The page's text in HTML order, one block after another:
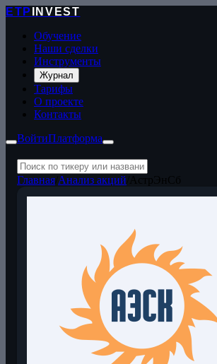
ETP
INVEST
Обучение
Наши сделки
Инструменты
Журнал
Тарифы
О проекте
Контакты
ВойтиПлатформа
Главная Анализ акций